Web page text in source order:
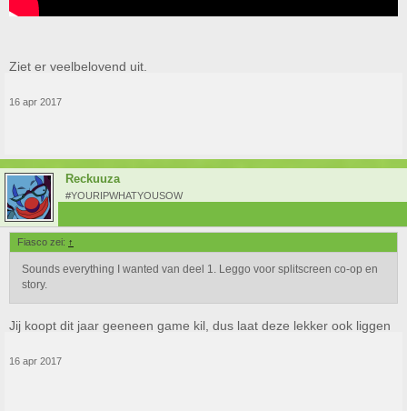
Ziet er veelbelovend uit.
16 apr 2017
Reckuuza
#YOURIPWHATYOUSOW
Fiasco zei: ↑
Sounds everything I wanted van deel 1. Leggo voor splitscreen co-op en
story.
Jij koopt dit jaar geeneen game kil, dus laat deze lekker ook liggen
16 apr 2017